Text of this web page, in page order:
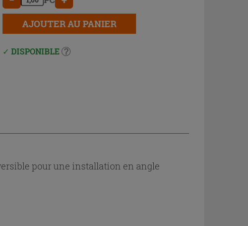
AJOUTER AU PANIER
DISPONIBLE
pour une installation en angle